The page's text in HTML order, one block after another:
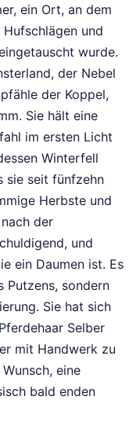
ein Ort, an dem
und
wurde.
der Nebel
der Koppel,
Sie hält eine
im ersten Licht
Winterfell
sie seit fünfzehn
Herbste und
der
und
ein Daumen ist. Es
Putzens, sondern
Sie hat sich
Selber
mit Handwerk zu
eine
bald enden